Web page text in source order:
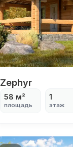
Zephyr
Zephyr
58 м²
площадь
1
этаж